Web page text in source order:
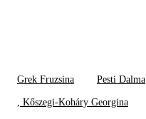
Grek Fruzsina Pesti Dalma
, Kőszegi-Koháry Georgina